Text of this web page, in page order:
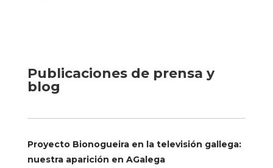
Publicaciones de prensa y
blog
Proyecto Bionogueira en la televisión gallega:
nuestra aparición en AGalega